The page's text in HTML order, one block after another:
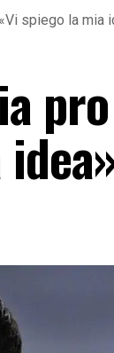
spiego la mia